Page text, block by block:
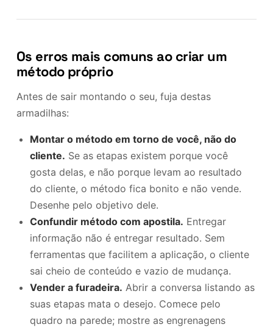
Os erros mais comuns ao criar um
método próprio
Antes de sair montando o seu, fuja destas
armadilhas:
Montar o método em torno de você, não do
cliente. Se as etapas existem porque você
gosta delas, e não porque levam ao resultado
do cliente, o método fica bonito e não vende.
Desenhe pelo objetivo dele.
Confundir método com apostila. Entregar
informação não é entregar resultado. Sem
ferramentas que facilitem a aplicação, o cliente
sai cheio de conteúdo e vazio de mudança.
Vender a furadeira. Abrir a conversa listando as
suas etapas mata o desejo. Comece pelo
quadro na parede; mostre as engrenagens